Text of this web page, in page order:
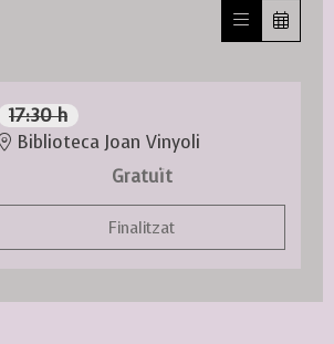
17:30 h
Biblioteca Joan Vinyoli
Gratuït
Finalitzat